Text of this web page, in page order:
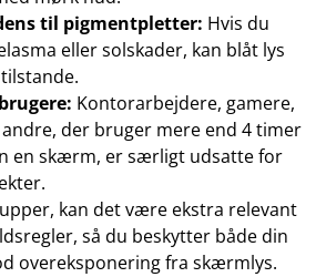
til pigmentpletter: Hvis du
eller solskader, kan blåt lys
Kontorarbejdere, gamere,
der bruger mere end 4 timer
en skærm, er særligt udsatte for
kan det være ekstra relevant
så du beskytter både din
overeksponering fra skærmlys.